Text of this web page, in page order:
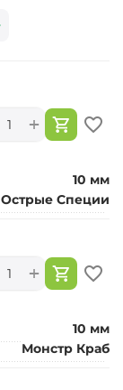
+
10 мм
Острые Специи
+
10 мм
Монстр Краб